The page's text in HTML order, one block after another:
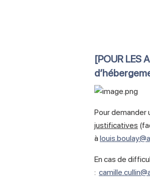
[POUR LES
Pour demander
justificatives
à
En cas de
: